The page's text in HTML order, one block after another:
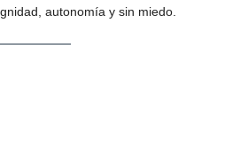
autonomía y sin miedo.